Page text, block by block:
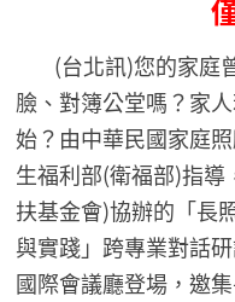
(台北訊)您的家庭
臉、對簿公堂嗎？家
始？由中華民國家庭
生福利部(衛福部)指
扶基金會)協辦的「長
與實踐」跨專業對話
國際會議廳登場，邀